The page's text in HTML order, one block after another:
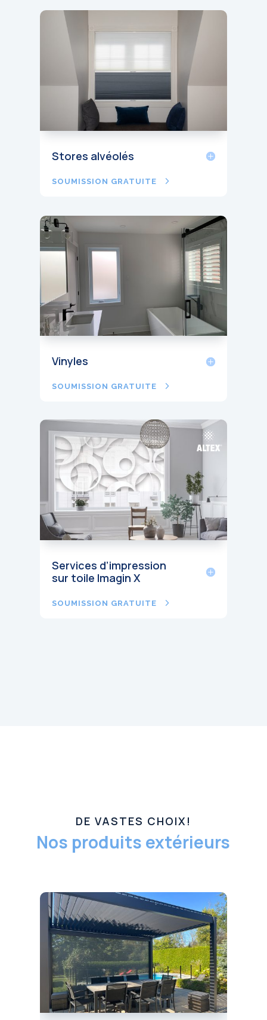
Stores alvéolés
SOUMISSION GRATUITE
Vinyles
SOUMISSION GRATUITE
Services d’impression
sur toile Imagin X
SOUMISSION GRATUITE
DE VASTES CHOIX!
Nos produits extérieurs